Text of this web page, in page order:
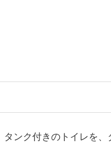
ンク付きのトイレを、